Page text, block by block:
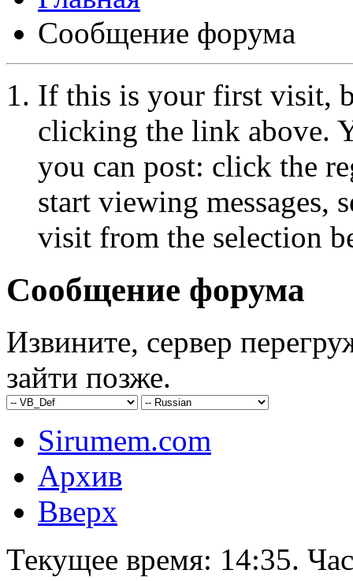
Сообщение форума
If this is your first visit,
clicking the link above.
you can post: click the
start viewing messages,
visit from the selection
Сообщение форума
Извините, сервер
зайти позже.
Sirumem.com
Архив
Вверх
Текущее время: 14:35.